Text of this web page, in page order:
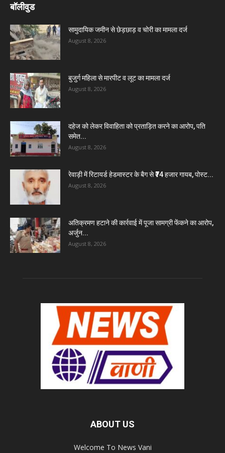
बॉलीवुड
सामुदायिक जमीन से छेड़छाड़ व चोरी का मामला दर्ज
August 8, 2026
बुजुर्ग महिला से मारपीट व लूट का मामला दर्ज
August 8, 2026
दहेज को लेकर विवाहिता को प्रताड़ित करने का आरोप, पति
समेत...
August 8, 2026
रेवाड़ी में रिटायर्ड हेडमास्टर के बैग से ₹74 हजार गायब, पोस्ट...
August 8, 2026
अतिक्रमण हटाने की कार्रवाई में पूजा सामग्री फेंकने का आरोप,
अर्जुन...
August 8, 2026
ABOUT US
Welcome To News Vani